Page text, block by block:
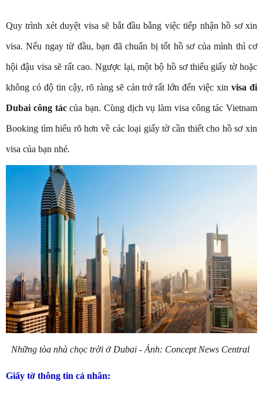
Quy trình xét duyệt visa sẽ bắt đầu bằng việc tiếp nhận hồ sơ xin
visa. Nếu ngay từ đầu, bạn đã chuẩn bị tốt hồ sơ của mình thì cơ
hội đậu visa sẽ rất cao. Ngược lại, một bộ hồ sơ thiếu giấy tờ hoặc
không có độ tin cậy, rõ ràng sẽ cản trở rất lớn đến việc xin visa đi
Dubai công tác của bạn. Cùng dịch vụ làm visa công tác Vietnam
Booking tìm hiểu rõ hơn về các loại giấy tờ cần thiết cho hồ sơ xin
visa của bạn nhé.
Những tòa nhà chọc trời ở Dubai - Ảnh: Concept News Central
Giấy tờ thông tin cá nhân: